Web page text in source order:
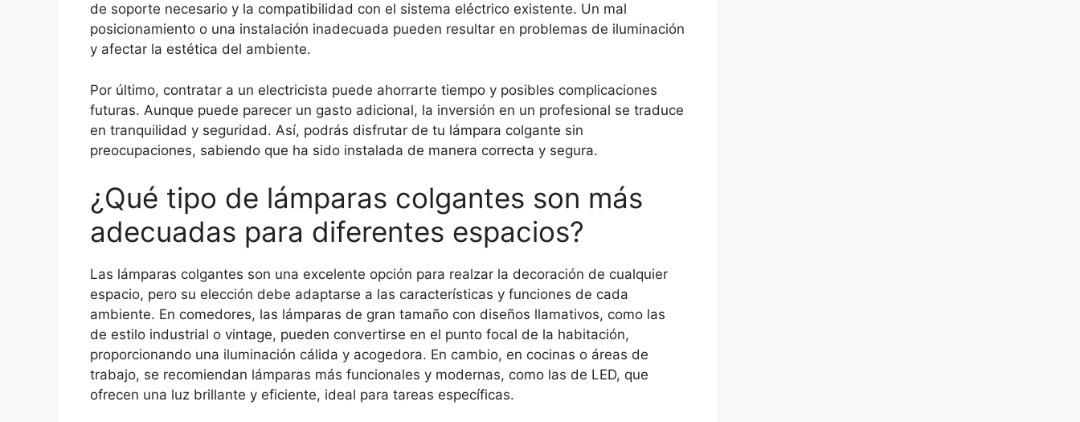
de soporte necesario y la compatibilidad con el sistema eléctrico existente. Un mal
posicionamiento o una instalación inadecuada pueden resultar en problemas de iluminación
y afectar la estética del ambiente.
Por último, contratar a un electricista puede ahorrarte tiempo y posibles complicaciones
futuras. Aunque puede parecer un gasto adicional, la inversión en un profesional se traduce
en tranquilidad y seguridad. Así, podrás disfrutar de tu lámpara colgante sin
preocupaciones, sabiendo que ha sido instalada de manera correcta y segura.
¿Qué tipo de lámparas colgantes son más
adecuadas para diferentes espacios?
Las lámparas colgantes son una excelente opción para realzar la decoración de cualquier
espacio, pero su elección debe adaptarse a las características y funciones de cada
ambiente. En comedores, las lámparas de gran tamaño con diseños llamativos, como las
de estilo industrial o vintage, pueden convertirse en el punto focal de la habitación,
proporcionando una iluminación cálida y acogedora. En cambio, en cocinas o áreas de
trabajo, se recomiendan lámparas más funcionales y modernas, como las de LED, que
ofrecen una luz brillante y eficiente, ideal para tareas específicas.